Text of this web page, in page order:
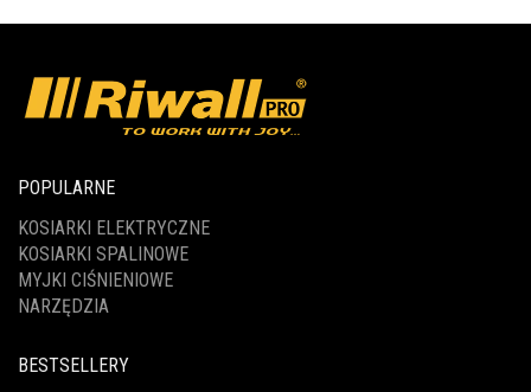
POPULARNE
KOSIARKI ELEKTRYCZNE
KOSIARKI SPALINOWE
MYJKI CIŚNIENIOWE
NARZĘDZIA
BESTSELLERY